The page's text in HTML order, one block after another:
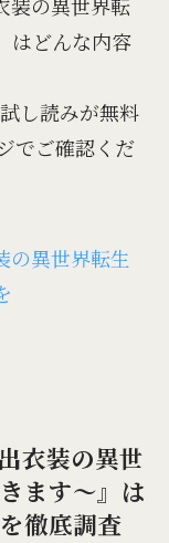
装の異世界転
はどんな内容
し読みが無料
でご確認くだ
の異世界転生
衣装の異世
ます～』は
徹底調査